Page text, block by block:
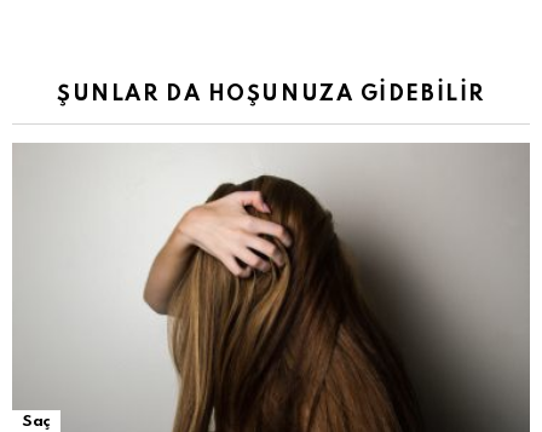
ŞUNLAR DA HOŞUNUZA GIDEBILIR
Saç